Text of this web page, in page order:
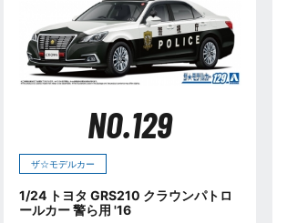
NO.129
ザ☆モデルカー
1/24 トヨタ GRS210 クラウンパトロ
ールカー 警ら用 '16